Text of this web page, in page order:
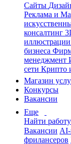
Сайты
Реклама и
консалтинг
иллюстрации
бизнеса
менеджмент
сети Крипто
Магазин
Конкурсы
Вакансии
Еще
Найти работу
Вакансии
фрилансеров